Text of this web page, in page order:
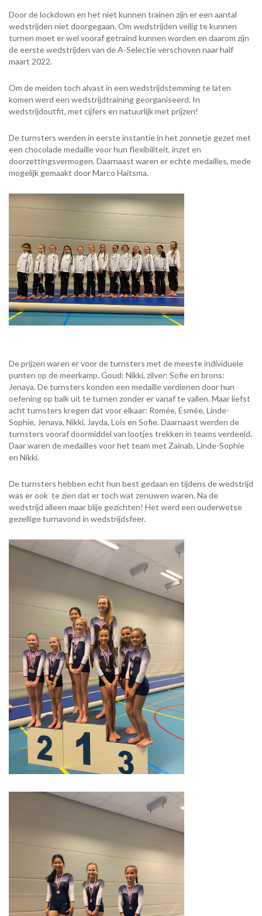
Door de lockdown en het niet kunnen trainen zijn er een aantal
wedstrijden niet doorgegaan. Om wedstrijden veilig te kunnen
turnen moet er wel vooraf getraind kunnen worden en daarom zijn
de eerste wedstrijden van de A-Selectie verschoven naar half
maart 2022.
Om de meiden toch alvast in een wedstrijdstemming te laten
komen werd een wedstrijdtraining georganiseerd. In
wedstrijdoutfit, met cijfers en natuurlijk met prijzen!
De turnsters werden in eerste instantie in het zonnetje gezet met
een chocolade medaille voor hun flexibiliteit, inzet en
doorzettingsvermogen. Daarnaast waren er echte medailles, mede
mogelijk gemaakt door Marco Haitsma.
De prijzen waren er voor de turnsters met de meeste individuele
punten op de meerkamp. Goud: Nikki, zilver: Sofie en brons:
Jenaya. De turnsters konden een medaille verdienen door hun
oefening op balk uit te turnen zonder er vanaf te vallen. Maar liefst
acht turnsters kregen dat voor elkaar: Romée, Esmée, Linde-
Sophie, Jenaya, Nikki, Jayda, Lois en Sofie. Daarnaast werden de
turnsters vooraf doormiddel van lootjes trekken in teams verdeeld.
Daar waren de medailles voor het team met Zainab, Linde-Sophie
en Nikki.
De turnsters hebben echt hun best gedaan en tijdens de wedstrijd
was er ook te zien dat er toch wat zenuwen waren. Na de
wedstrijd alleen maar blije gezichten! Het werd een ouderwetse
gezellige turnavond in wedstrijdsfeer.